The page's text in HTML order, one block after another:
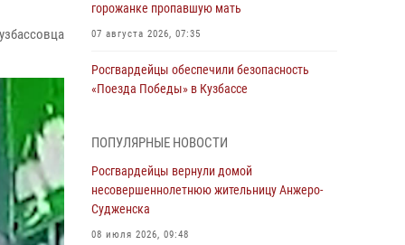
горожанке пропавшую мать
07 августа 2026, 07:35
Росгвардейцы обеспечили безопасность
«Поезда Победы» в Кузбассе
Генерал-полковник Олег Плохой поздравил
специалистов организационно-штатных
подразделений Росгвардии с
профессиональным праздником
07 августа 2026, 05:32
ПОПУЛЯРНЫЕ НОВОСТИ
Росгвардейцы вернули домой
несовершеннолетнюю жительницу Анжеро-
Судженска
08 июля 2026, 09:48